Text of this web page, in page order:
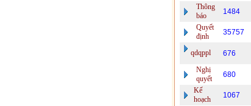
Thông
báo
1484
Quyết
định
35757
qdqppl
676
Nghị
quyết
680
Kế
hoạch
1067